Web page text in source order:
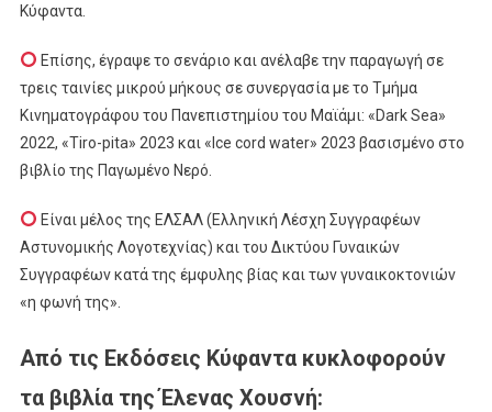
Κύφαντα.
Επίσης, έγραψε το σενάριο και ανέλαβε την παραγωγή σε
τρεις ταινίες μικρού μήκους σε συνεργασία με το Τμήμα
Κινηματογράφου του Πανεπιστημίου του Μαϊάμι: «Dark Sea»
2022, «Tiro-pita» 2023 και «Ιce cord water» 2023 βασισμένο στο
βιβλίο της Παγωμένο Νερό.
Είναι μέλος της ΕΛΣΑΛ (Ελληνική Λέσχη Συγγραφέων
Αστυνομικής Λογοτεχνίας) και του Δικτύου Γυναικών
Συγγραφέων κατά της έμφυλης βίας και των γυναικοκτονιών
«η φωνή της».
Από τις Εκδόσεις Κύφαντα κυκλοφορούν
τα βιβλία της Έλενας Χουσνή: